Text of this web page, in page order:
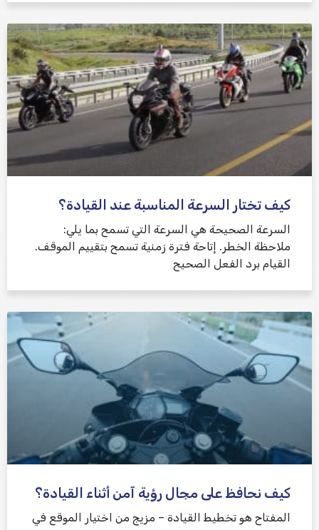
كيف تختار السرعة المناسبة عند القيادة؟
السرعة الصحيحة هي السرعة التي تسمح بما يلي:
ملاحظة الخطر. إتاحة فترة زمنية تسمح بتقييم الموقف.
القيام برد الفعل الصحيح
كيف نحافظ على مجال رؤية آمن أثناء القيادة؟
المفتاح هو تخطيط القيادة – مزيج من اختيار الموقع في